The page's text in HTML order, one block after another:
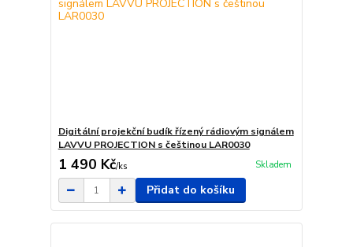
Digitální projekční budík řízený rádiovým signálem
LAVVU PROJECTION s češtinou LAR0030
1 490 Kč/ks Skladem
Přidat do košíku